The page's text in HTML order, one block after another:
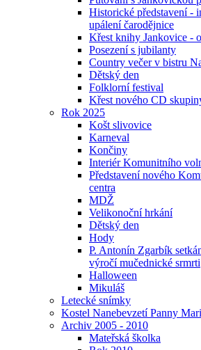
Historické představení -
upálení čarodějnice
Křest knihy Jankovice -
Posezení s jubilanty
Country večer v bistru
Dětský den
Folklorní festival
Křest nového CD
Rok 2025
Košt slivovice
Karneval
Končiny
Interiér Komunitního
Představení nového
centra
MDŽ
Velikonoční hrkání
Dětský den
Hody
P. Antonín Zgarbík
výročí mučednické srmrti
Halloween
Mikuláš
Letecké snímky
Kostel Nanebevzetí Panny
Archiv 2005 - 2010
Mateřská školka